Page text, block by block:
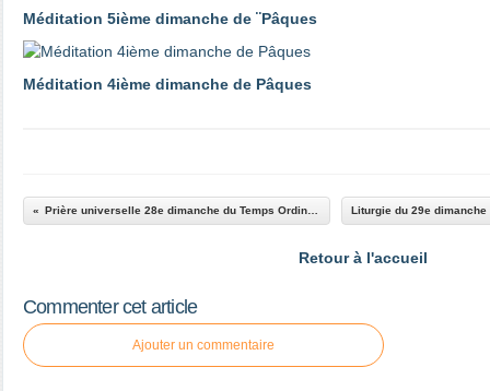
Méditation 5ième dimanche de ¨Pâques
Méditation 4ième dimanche de Pâques
Retour à l'accueil
Commenter cet article
Ajouter un commentaire